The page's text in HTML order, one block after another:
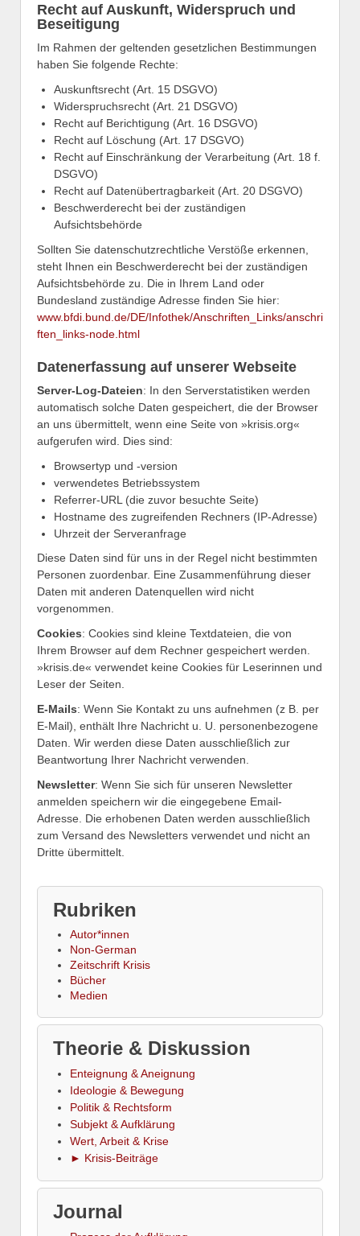
Recht auf Auskunft, Widerspruch und
Beseitigung
Im Rahmen der geltenden gesetzlichen Bestimmungen
haben Sie folgende Rechte:
Auskunftsrecht (Art. 15 DSGVO)
Widerspruchsrecht (Art. 21 DSGVO)
Recht auf Berichtigung (Art. 16 DSGVO)
Recht auf Löschung (Art. 17 DSGVO)
Recht auf Einschränkung der Verarbeitung (Art. 18 f.
DSGVO)
Recht auf Datenübertragbarkeit (Art. 20 DSGVO)
Beschwerderecht bei der zuständigen
Aufsichtsbehörde
Sollten Sie datenschutzrechtliche Verstöße erkennen,
steht Ihnen ein Beschwerderecht bei der zuständigen
Aufsichtsbehörde zu. Die in Ihrem Land oder
Bundesland zuständige Adresse finden Sie hier:
www.bfdi.bund.de/DE/Infothek/Anschriften_Links/anschri
ften_links-node.html
Datenerfassung auf unserer Webseite
Server-Log-Dateien: In den Serverstatistiken werden
automatisch solche Daten gespeichert, die der Browser
an uns übermittelt, wenn eine Seite von »krisis.org«
aufgerufen wird. Dies sind:
Browsertyp und -version
verwendetes Betriebssystem
Referrer-URL (die zuvor besuchte Seite)
Hostname des zugreifenden Rechners (IP-Adresse)
Uhrzeit der Serveranfrage
Diese Daten sind für uns in der Regel nicht bestimmten
Personen zuordenbar. Eine Zusammenführung dieser
Daten mit anderen Datenquellen wird nicht
vorgenommen.
Cookies: Cookies sind kleine Textdateien, die von
Ihrem Browser auf dem Rechner gespeichert werden.
»krisis.de« verwendet keine Cookies für Leserinnen und
Leser der Seiten.
E-Mails: Wenn Sie Kontakt zu uns aufnehmen (z B. per
E-Mail), enthält Ihre Nachricht u. U. personenbezogene
Daten. Wir werden diese Daten ausschließlich zur
Beantwortung Ihrer Nachricht verwenden.
Newsletter: Wenn Sie sich für unseren Newsletter
anmelden speichern wir die eingegebene Email-
Adresse. Die erhobenen Daten werden ausschließlich
zum Versand des Newsletters verwendet und nicht an
Dritte übermittelt.
Rubriken
Autor*innen
Non-German
Zeitschrift Krisis
Bücher
Medien
Theorie & Diskussion
Enteignung & Aneignung
Ideologie & Bewegung
Politik & Rechtsform
Subjekt & Aufklärung
Wert, Arbeit & Krise
► Krisis-Beiträge
Journal